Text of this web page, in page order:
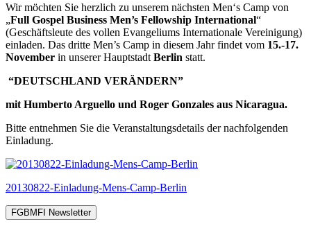
Wir möchten Sie herzlich zu unserem nächsten Men‘s Camp von
„Full Gospel Business Men’s Fellowship International“
(Geschäftsleute des vollen Evangeliums Internationale Vereinigung)
einladen. Das dritte Men’s Camp in diesem Jahr findet vom 15.-17.
November in unserer Hauptstadt Berlin statt.
“DEUTSCHLAND VERÄNDERN”
mit Humberto Arguello und Roger Gonzales aus Nicaragua.
Bitte entnehmen Sie die Veranstaltungsdetails der nachfolgenden
Einladung.
20130822-Einladung-Mens-Camp-Berlin